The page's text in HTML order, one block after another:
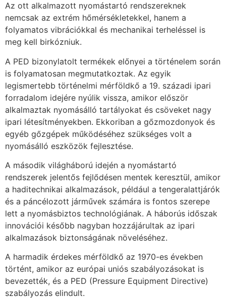
Az ott alkalmazott nyomástartó rendszereknek
nemcsak az extrém hőmérsékletekkel, hanem a
folyamatos vibrációkkal és mechanikai terheléssel is
meg kell birkózniuk.
A PED bizonylatolt termékek előnyei a történelem során
is folyamatosan megmutatkoztak. Az egyik
legismertebb történelmi mérföldkő a 19. századi ipari
forradalom idejére nyúlik vissza, amikor először
alkalmaztak nyomásálló tartályokat és csöveket nagy
ipari létesítményekben. Ekkoriban a gőzmozdonyok és
egyéb gőzgépek működéséhez szükséges volt a
nyomásálló eszközök fejlesztése.
A második világháború idején a nyomástartó
rendszerek jelentős fejlődésen mentek keresztül, amikor
a haditechnikai alkalmazások, például a tengeralattjárók
és a páncélozott járművek számára is fontos szerepe
lett a nyomásbiztos technológiának. A háborús időszak
innovációi később nagyban hozzájárultak az ipari
alkalmazások biztonságának növeléséhez.
A harmadik érdekes mérföldkő az 1970-es években
történt, amikor az európai uniós szabályozásokat is
bevezették, és a PED (Pressure Equipment Directive)
szabályozás elindult.